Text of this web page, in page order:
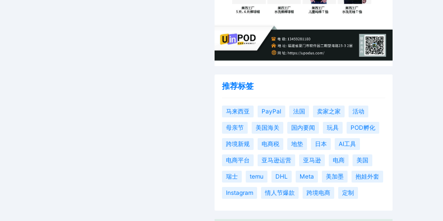
推荐标签
马来西亚 PayPal 法国 卖家之家 活动
母亲节 美国海关 国内要闻 玩具 POD孵化
跨境新规 电商税 地垫 日本 AI工具
电商平台 亚马逊运营 亚马逊 电商 美国
瑞士 temu DHL Meta 美加墨 抱娃外套
Instagram 情人节爆款 跨境电商 定制